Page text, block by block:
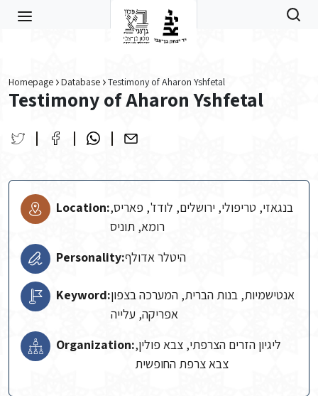
Homepage Database Testimony of Aharon Yshfetal
Testimony of Aharon Yshfetal
Location:בנגאזי, טריפולי, ירושלים, לודז', פאריס,
רומא, תוניס
Personality:היטלר אדולף
Keyword:אנטישמיות, בנות הברית, המערכה בצפון
אפריקה, עלייה
Organization:ליגיון הזרים הצרפתי, צבא פולין,
צבא צרפת החופשית